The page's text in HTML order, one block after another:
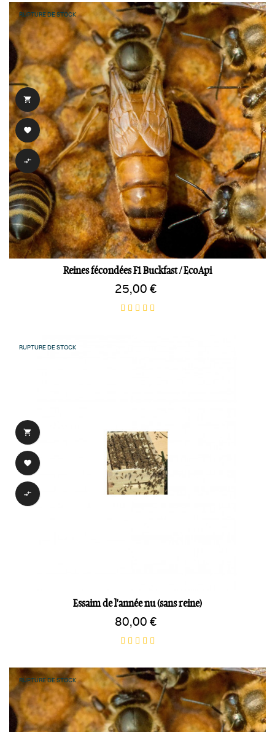
RUPTURE DE STOCK



Reines fécondées F1 Buckfast / EcoApi
25,00 €
RUPTURE DE STOCK



Essaim de l'année nu (sans reine)
80,00 €
RUPTURE DE STOCK